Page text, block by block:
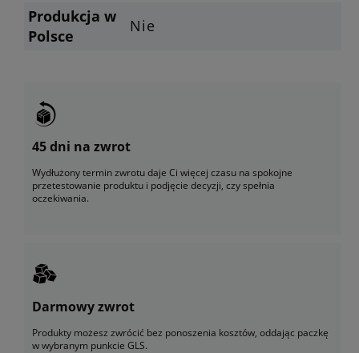
Produkcja w
Polsce
Nie
45 dni na zwrot
Wydłużony termin zwrotu daje Ci więcej czasu na spokojne
przetestowanie produktu i podjęcie decyzji, czy spełnia
oczekiwania.
Darmowy zwrot
Produkty możesz zwrócić bez ponoszenia kosztów, oddając paczkę
w wybranym punkcie GLS.